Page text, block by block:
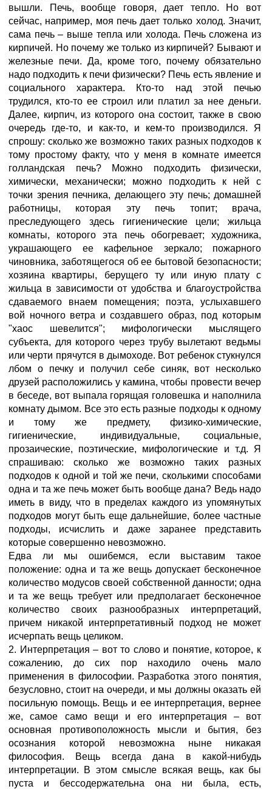
вышли. Печь, вообще говоря, дает тепло. Но вот
сейчас, например, моя печь дает только холод. Значит,
сама печь – выше тепла или холода. Печь сложена из
кирпичей. Но почему же только из кирпичей? Бывают и
железные печи. Да, кроме того, почему обязательно
надо подходить к печи физически? Печь есть явление и
социального характера. Кто-то над этой печью
трудился, кто-то ее строил или платил за нее деньги.
Далее, кирпич, из которого она состоит, также в свою
очередь где-то, и как-то, и кем-то производился. Я
спрошу: сколько же возможно таких разных подходов к
тому простому факту, что у меня в комнате имеется
голландская печь? Можно подходить физически,
химически, механически; можно подходить к ней с
точки зрения печника, делающего эту печь; домашней
работницы, которая эту печь топит; врача,
преследующего здесь гигиенические цели; жильца
комнаты, которого эта печь обогревает; художника,
украшающего ее кафельное зеркало; пожарного
чиновника, заботящегося об ее бытовой безопасности;
хозяина квартиры, берущего ту или иную плату с
жильца в зависимости от удобства и благоустройства
сдаваемого внаем помещения; поэта, услыхавшего
вой ночного ветра и создавшего образ, под которым
"хаос шевелится"; мифологически мыслящего
субъекта, для которого через трубу вылетают ведьмы
или черти прячутся в дымоходе. Вот ребенок стукнулся
лбом о печку и получил себе синяк, вот несколько
друзей расположились у камина, чтобы провести вечер
в беседе, вот выпала горящая головешка и наполнила
комнату дымом. Все это есть разные подходы к одному
и тому же предмету, физико-химические,
гигиенические, индивидуальные, социальные,
прозаические, поэтические, мифологические и т.д. Я
спрашиваю: сколько же возможно таких разных
подходов к одной и той же печи, сколькими способами
одна и та же печь может быть вообще дана? Ведь надо
иметь в виду, что в пределах каждого из упомянутых
подходов могут быть еще дальнейшие, более частные
подходы, исчислить и даже заранее представить
которые совершенно невозможно.
Едва ли мы ошибемся, если выставим такое
положение: одна и та же вещь допускает бесконечное
количество модусов своей собственной данности; одна
и та же вещь требует или предполагает бесконечное
количество своих разнообразных интерпретаций,
причем никакой интерпретативный подход не может
исчерпать вещь целиком.
2. Интерпретация – вот то слово и понятие, которое, к
сожалению, до сих пор находило очень мало
применения в философии. Разработка этого понятия,
безусловно, стоит на очереди, и мы должны оказать ей
посильную помощь. Вещь и ее интерпретация, вернее
же, сaмое самo вещи и его интерпретация – вот
основная противоположность мысли и бытия, без
осознания которой невозможна ныне никакая
философия. Вещь всегда дана в какой-нибудь
интерпретации. В этом смысле всякая вещь, как бы
пуста и бессодержательна она ни была, есть,